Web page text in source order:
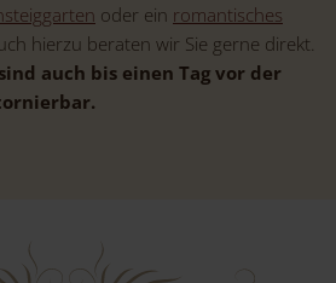
oder ein romantisches
hierzu beraten wir Sie gerne direkt.
auch bis einen Tag vor der